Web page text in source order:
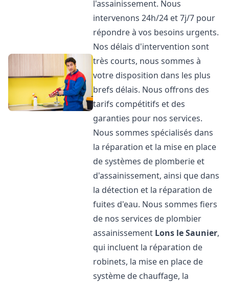
l'assainissement. Nous
intervenons 24h/24 et 7j/7 pour
répondre à vos besoins urgents.
Nos délais d'intervention sont
très courts, nous sommes à
votre disposition dans les plus
brefs délais. Nous offrons des
tarifs compétitifs et des
garanties pour nos services.
Nous sommes spécialisés dans
la réparation et la mise en place
de systèmes de plomberie et
d'assainissement, ainsi que dans
la détection et la réparation de
fuites d'eau. Nous sommes fiers
de nos services de plombier
assainissement Lons le Saunier,
qui incluent la réparation de
robinets, la mise en place de
système de chauffage, la